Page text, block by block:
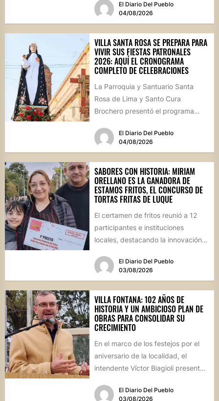
calle...
El Diario Del Pueblo
04/08/2026
VILLA SANTA ROSA SE PREPARA PARA
VIVIR SUS FIESTAS PATRONALES
2026: AQUÍ EL CRONOGRAMA
COMPLETO DE CELEBRACIONES
La Parroquia y Santuario Santa
Rosa de Lima y Santo Cura
Brochero presentó el programa
El Diario Del Pueblo
04/08/2026
SABORES CON HISTORIA: MIRIAM
ORELLANO ES LA GANADORA DE
ESTAMOS FRITOS, EL CONCURSO DE
TORTAS FRITAS DE LUQUE
El certamen de fritos reunió a 12
participantes e instituciones
locales, destacando la innovación
El Diario Del Pueblo
03/08/2026
VILLA FONTANA: 102 AÑOS DE
HISTORIA Y UN AMBICIOSO PLAN DE
OBRAS PARA CONSOLIDAR SU
CRECIMIENTO
En el marco de los festejos por el
aniversario de la localidad, el
intendente Víctor Biagioli presentó
El Diario Del Pueblo
03/08/2026